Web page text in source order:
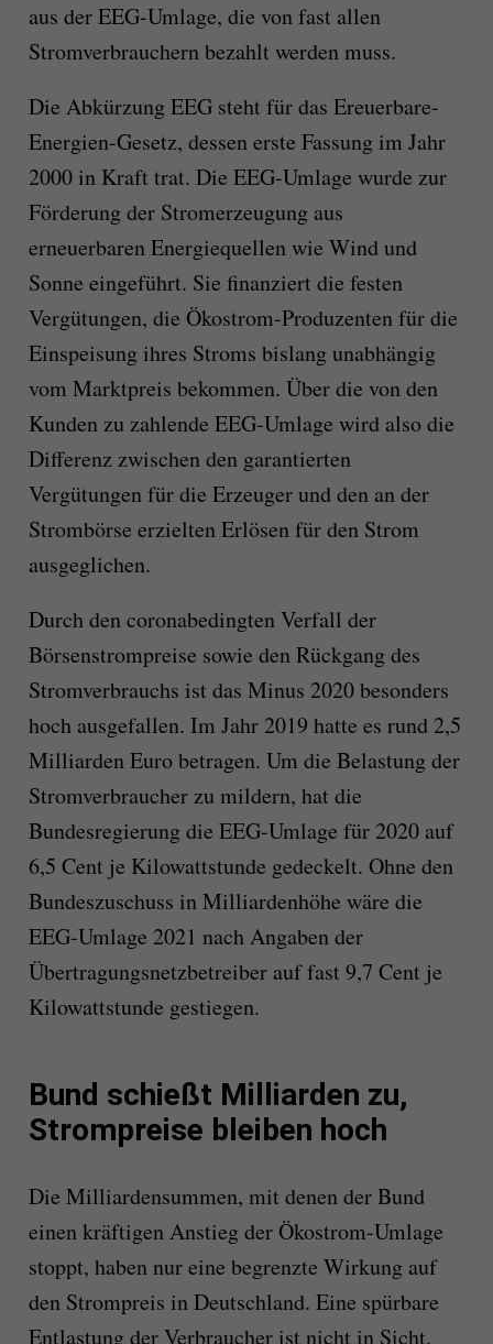
aus der EEG-Umlage, die von fast allen
Stromverbrauchern bezahlt werden muss.
Die Abkürzung EEG steht für das Ereuerbare-
Energien-Gesetz, dessen erste Fassung im Jahr
2000 in Kraft trat. Die EEG-Umlage wurde zur
Förderung der Stromerzeugung aus
erneuerbaren Energiequellen wie Wind und
Sonne eingeführt. Sie finanziert die festen
Vergütungen, die Ökostrom-Produzenten für die
Einspeisung ihres Stroms bislang unabhängig
vom Marktpreis bekommen. Über die von den
Kunden zu zahlende EEG-Umlage wird also die
Differenz zwischen den garantierten
Vergütungen für die Erzeuger und den an der
Strombörse erzielten Erlösen für den Strom
ausgeglichen.
Durch den coronabedingten Verfall der
Börsenstrompreise sowie den Rückgang des
Stromverbrauchs ist das Minus 2020 besonders
hoch ausgefallen. Im Jahr 2019 hatte es rund 2,5
Milliarden Euro betragen. Um die Belastung der
Stromverbraucher zu mildern, hat die
Bundesregierung die EEG-Umlage für 2020 auf
6,5 Cent je Kilowattstunde gedeckelt. Ohne den
Bundeszuschuss in Milliardenhöhe wäre die
EEG-Umlage 2021 nach Angaben der
Übertragungsnetzbetreiber auf fast 9,7 Cent je
Kilowattstunde gestiegen.
Bund schießt Milliarden zu,
Strompreise bleiben hoch
Die Milliardensummen, mit denen der Bund
einen kräftigen Anstieg der Ökostrom-Umlage
stoppt, haben nur eine begrenzte Wirkung auf
den Strompreis in Deutschland. Eine spürbare
Entlastung der Verbraucher ist nicht in Sicht.